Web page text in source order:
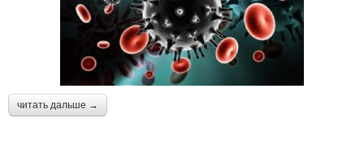
читать дальше →